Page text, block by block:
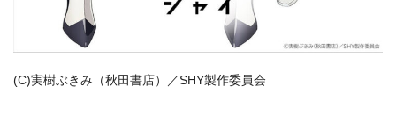
(C)実樹ぶきみ（秋田書店）／SHY製作委員会